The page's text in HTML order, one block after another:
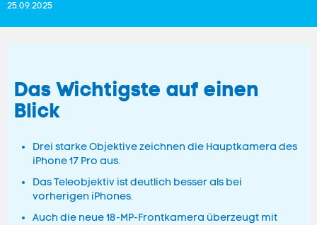
25.09.2025
Das Wichtigste auf einen
Blick
Drei starke Objektive zeichnen die Hauptkamera des
iPhone 17 Pro aus.
Das Teleobjektiv ist deutlich besser als bei
vorherigen iPhones.
Auch die neue 18-MP-Frontkamera überzeugt mit